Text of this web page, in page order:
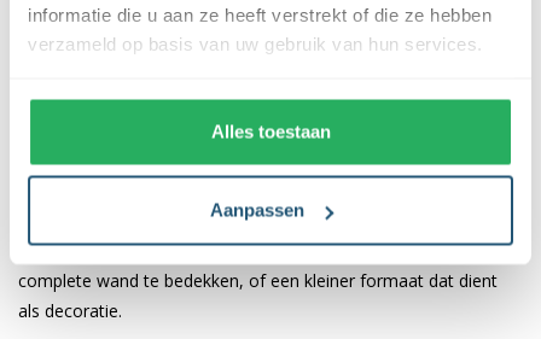
informatie die u aan ze heeft verstrekt of die ze hebben
verzameld op basis van uw gebruik van hun services.
Alles toestaan
Aanpassen
bestellen, waardoor u de eenvoudig kunt vervangen. Hierdoor
ontstaat er een compleet nieuwe sfeer in uw woning.
Doeksoort van het peesdoek
Peesdoeken zijn verkrijgbaar in diverse doeksoorten. Wij bieden
enkel de beste kwaliteit. Zo wordt het doek gemaakt van
ervoor dat uw ontwerp haarscherp bedrukt wordt waardoor
deze de juiste sfeer geeft. Of u er nu voor kiest om een
complete wand te bedekken, of een kleiner formaat dat dient
als decoratie.